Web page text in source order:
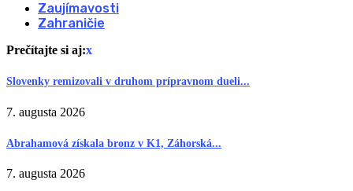
Zaujímavosti
Zahraničie
Prečítajte si aj:x
Slovenky remizovali v druhom prípravnom dueli...
7. augusta 2026
Abrahamová získala bronz v K1, Záhorská...
7. augusta 2026